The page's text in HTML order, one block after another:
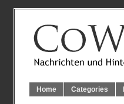
Home Categories